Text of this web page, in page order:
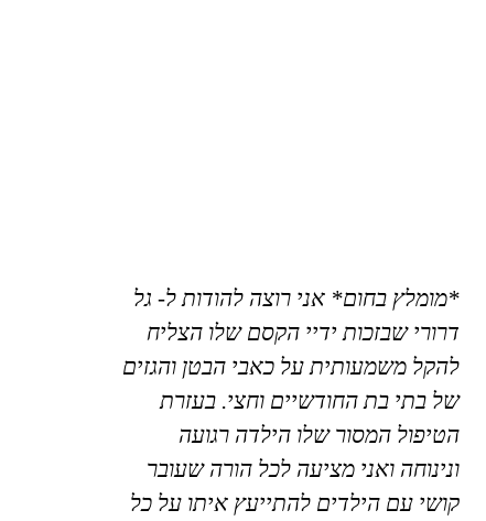
*מומלץ בחום* אני רוצה להודות ל- גל
דרורי שבזכות ידיי הקסם שלו הצליח
להקל משמעותית על כאבי הבטן והגזים
של בתי בת החודשיים וחצי. בעזרת
הטיפול המסור שלו הילדה רגועה
ונינוחה ואני מציעה לכל הורה שעובר
קושי עם הילדים להתייעץ איתו על כל